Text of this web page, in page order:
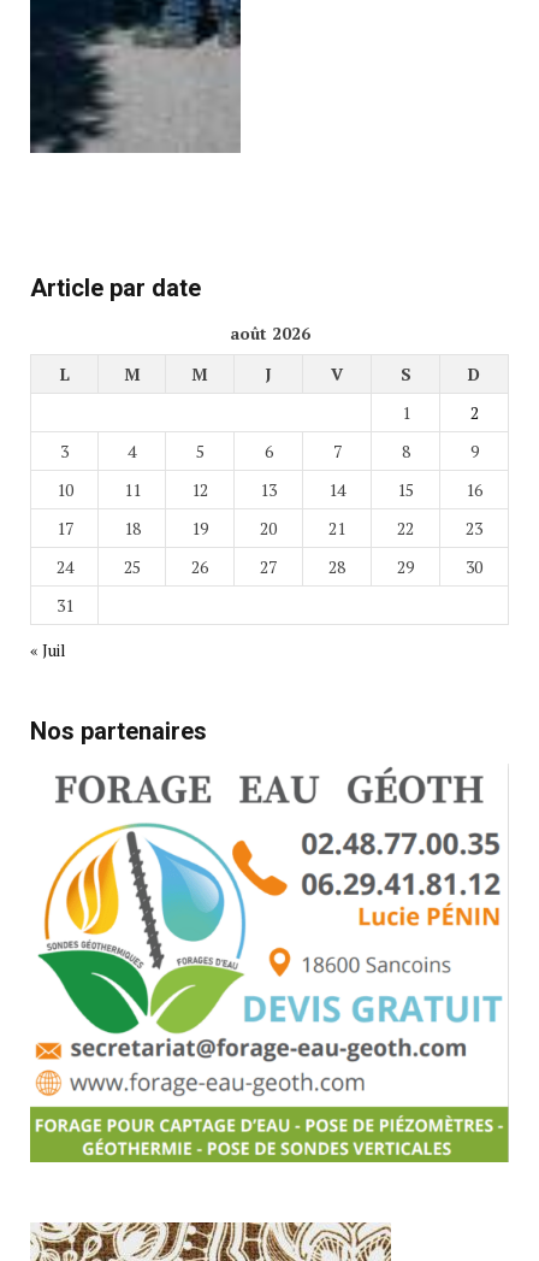
Article par date
août 2026
L
M M J V S
D
1
2
3
4 5 6 7 8
9
10
11 12 13 14 15
16
17
18 19 20 21 22
23
24
25 26 27 28 29
30
31
« Juil
Nos partenaires